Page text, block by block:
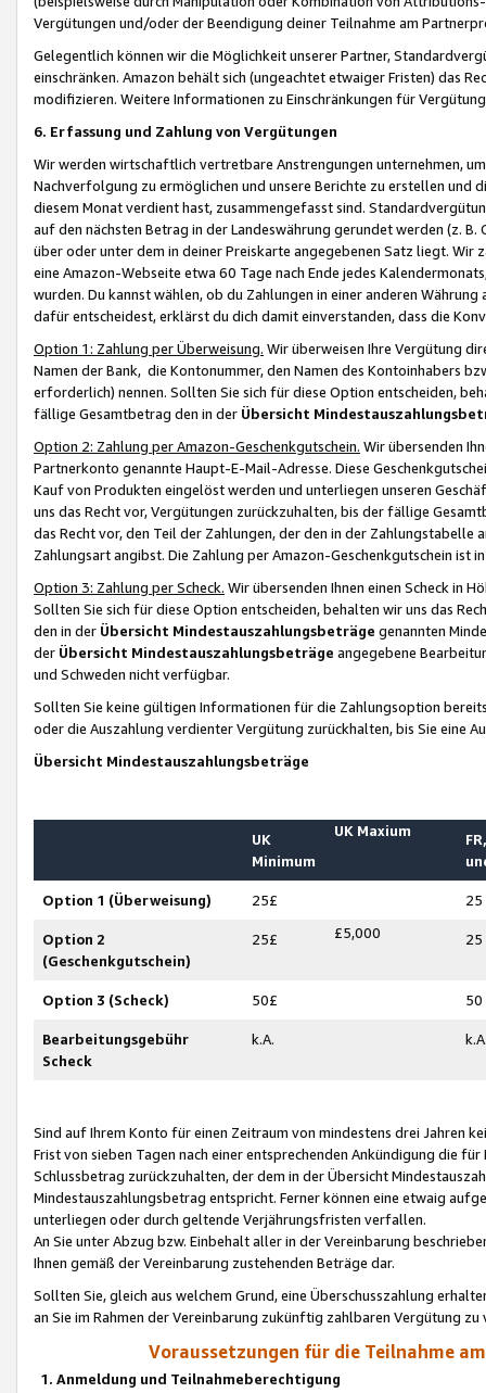
Vergütungen und/oder der Beendigung deiner Teilnahme am
Gelegentlich können wir die Möglichkeit unserer Partner,
einschränken. Amazon behält sich (ungeachtet etwaiger Fristen) das
modifizieren. Weitere Informationen zu Einschränkungen für
6. Erfassung und Zahlung von Vergütungen
Wir werden wirtschaftlich vertretbare Anstrengungen unternehmen,
Nachverfolgung zu ermöglichen und unsere Berichte zu erstellen und
diesem Monat verdient hast, zusammengefasst sind.
auf den nächsten Betrag in der Landeswährung gerundet werden (z.
über oder unter dem in deiner Preiskarte angegebenen Satz liegt.
eine Amazon-Webseite etwa 60 Tage nach Ende jedes
wurden. Du kannst wählen, ob du Zahlungen in einer anderen
dafür entscheidest, erklärst du dich damit einverstanden, dass die
Option 1: Zahlung per Überweisung. Wir überweisen Ihre Vergütung
Namen der Bank, die Kontonummer, den Namen des Kontoinhabers
erforderlich) nennen. Sollten Sie sich für diese Option entscheiden,
fällige Gesamtbetrag den in der Übersicht
Option 2: Zahlung per Amazon-Geschenkgutschein. Wir übersenden
Partnerkonto genannte Haupt-E-Mail-Adresse. Diese
Kauf von Produkten eingelöst werden und unterliegen unseren
uns das Recht vor, Vergütungen zurückzuhalten, bis der fällige
das Recht vor, den Teil der Zahlungen, der den in der
Zahlungsart angibst. Die Zahlung per Amazon-Geschenkgutschein ist
Option 3: Zahlung per Scheck. Wir übersenden Ihnen einen Scheck in
Sollten Sie sich für diese Option entscheiden, behalten wir uns das
den in der Übersicht Mindestauszahlungsbeträge genannten
der Übersicht Mindestauszahlungsbeträge angegebene
und Schweden nicht verfügbar.
Sollten Sie keine gültigen Informationen für die Zahlungsoption
oder die Auszahlung verdienter Vergütung zurückhalten, bis Sie
Übersicht Mindestauszahlungsbeträge
UK
Minimum
UK Maxium
Option 1 (Überweisung) 25£ 25
Option 2
(Geschenkgutschein)
25£ £5,000 25
Option 3 (Scheck) 50£ 50
Bearbeitungsgebühr
Scheck
k.A.
Sind auf Ihrem Konto für einen Zeitraum von mindestens drei Jahren
Frist von sieben Tagen nach einer entsprechenden Ankündigung die
Schlussbetrag zurückzuhalten, der dem in der Übersicht
Mindestauszahlungsbetrag entspricht. Ferner können eine etwaig
unterliegen oder durch geltende Verjährungsfristen verfallen.
An Sie unter Abzug bzw. Einbehalt aller in der Vereinbarung
Ihnen gemäß der Vereinbarung zustehenden Beträge dar.
Sollten Sie, gleich aus welchem Grund, eine Überschusszahlung
an Sie im Rahmen der Vereinbarung zukünftig zahlbaren Vergütung zu
Voraussetzungen für die Teilnahme
1. Anmeldung und Teilnahmeberechtigung